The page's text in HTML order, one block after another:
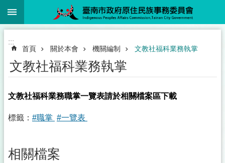
跳到主要內容區塊
:::
首頁 關於本會 機關編制 文教社福科業務執掌
文教社福科業務執掌
文教社福科業務職掌一覽表請於相關檔案區下載
標籤： #職掌 #一覽表
相關檔案